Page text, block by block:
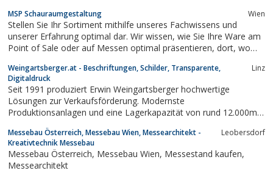
MSP Schauraumgestaltung Wien
Stellen Sie Ihr Sortiment mithilfe unseres Fachwissens und
unserer Erfahrung optimal dar. Wir wissen, wie Sie Ihre Ware am
Point of Sale oder auf Messen optimal präsentieren, dort, wo
beim Kunden mit attraktiv platzierten Produktmustern laut
Sortimentsliste,...
Weingartsberger.at - Beschriftungen, Schilder, Transparente,
Digitaldruck
Linz
Seit 1991 produziert Erwin Weingartsberger hochwertige
Lösungen zur Verkaufsförderung. Modernste
Produktionsanlagen und eine Lagerkapazität von rund 12.000m2
Montagematerial uvm.
Messebau Österreich, Messebau Wien, Messearchitekt -
Kreativtechnik Messebau
Leobersdorf
Messebau Österreich, Messebau Wien, Messestand kaufen,
Messearchitekt